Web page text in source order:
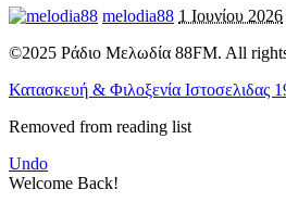
melodia88 1 Ιουνίου 2026
©2025 Ράδιο Μελωδία 88FM. All
Κατασκευή & Φιλοξενία Ιστοσελιδας
Removed from reading list
Undo
Welcome Back!